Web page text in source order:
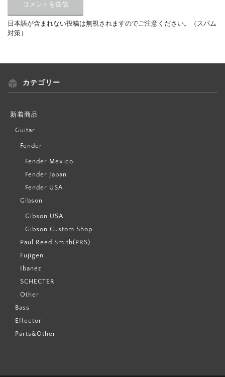
日本語が含まれない投稿は無視されますのでご注意ください。（スパム
対策）
カテゴリー
新着商品
Guitar
Fender
Fender Mexico
Fender Japan
Fender USA
Gibson
Gibson USA
Gibson Custom Shop
Paul Reed Smith(PRS)
Fujigen
Ibanez
SCHECTER
Other
Bass
Effector
Parts&Other